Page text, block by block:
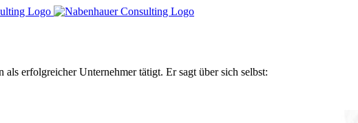
als erfolgreicher Unternehmer tätigt. Er sagt über sich selbst: